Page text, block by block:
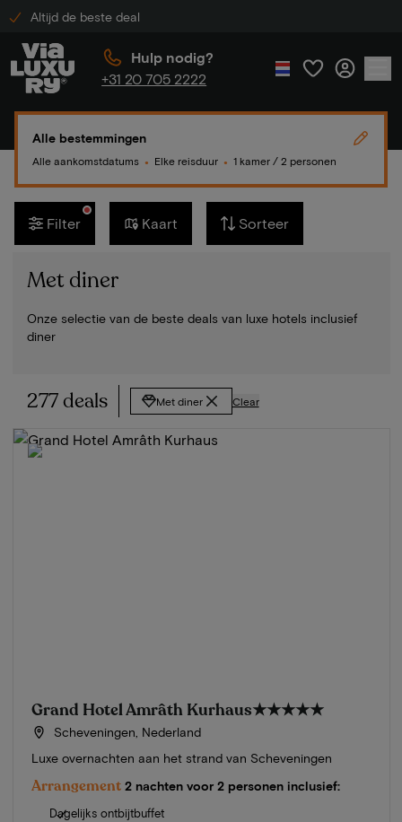
Altijd de beste deal
Hulp nodig?
+31 20 705 2222
Alle bestemmingen
Alle aankomstdatums ● Elke reisduur ● 1 kamer / 2 personen
Filter Kaart Sorteer
Met diner
Onze selectie van de beste deals van luxe hotels inclusief
diner
277 deals Met diner Clear
Grand Hotel Amrâth Kurhaus★★★★★
Scheveningen, Nederland
Luxe overnachten aan het strand van Scheveningen
Arrangement 2 nachten voor 2 personen inclusief:
Dagelijks ontbijtbuffet